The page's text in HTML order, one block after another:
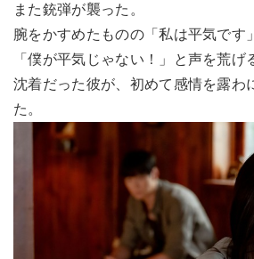
また銃弾が襲った。
腕をかすめたものの「私は平気です
「僕が平気じゃない！」と声を荒
沈着だった彼が、初めて感情を露わ
た。